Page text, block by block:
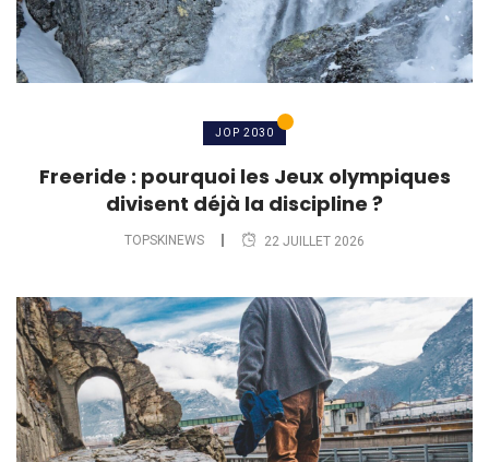
JOP 2030
Freeride : pourquoi les Jeux olympiques
divisent déjà la discipline ?
TOPSKINEWS 22 JUILLET 2026